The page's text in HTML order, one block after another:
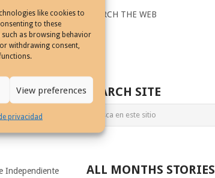
like cookies to
to these
as browsing behavior
withdrawing consent,
View preferences
privacidad
DEL
de la
Nazario
Independiente
SEARCH THE WEB
SEARCH SITE
ALL MONTHS STORIES